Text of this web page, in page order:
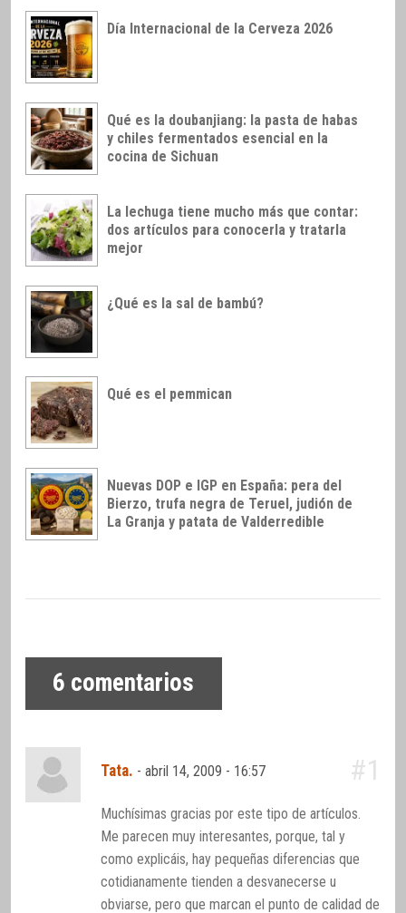
Día Internacional de la Cerveza 2026
Qué es la doubanjiang: la pasta de habas
y chiles fermentados esencial en la
cocina de Sichuan
La lechuga tiene mucho más que contar:
dos artículos para conocerla y tratarla
mejor
¿Qué es la sal de bambú?
Qué es el pemmican
Nuevas DOP e IGP en España: pera del
Bierzo, trufa negra de Teruel, judión de
La Granja y patata de Valderredible
6 comentarios
Tata. -abril 14, 2009 - 16:57 #1
Muchísimas gracias por este tipo de artículos.
Me parecen muy interesantes, porque, tal y
como explicáis, hay pequeñas diferencias que
cotidianamente tienden a desvanecerse u
obviarse, pero que marcan el punto de calidad de